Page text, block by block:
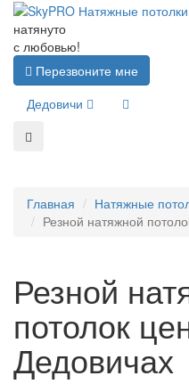
натянуто
с любовью!
Перезвоните мне
Дедовичи
Главная
Натяжные
Резной натяжной
Резной
потолок
Дедовичах